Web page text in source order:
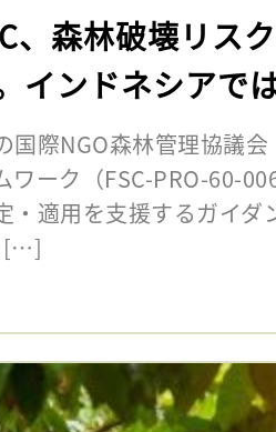
、森林破壊リス
インドネシアで
際NGO森林管理協議会
ワーク（FSC-PRO-60-
・適用を支援するガイダ
[…]